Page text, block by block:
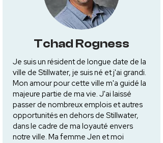
Tchad Rogness
Je suis un résident de longue date de la
ville de Stillwater, je suis né et j'ai grandi.
Mon amour pour cette ville m'a guidé la
majeure partie de ma vie. J'ai laissé
passer de nombreux emplois et autres
opportunités en dehors de Stillwater,
dans le cadre de ma loyauté envers
notre ville. Ma femme Jen et moi